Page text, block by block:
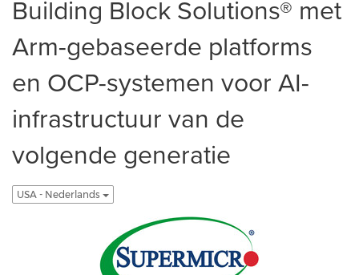
Building Block Solutions® met
Arm-gebaseerde platforms
en OCP-systemen voor AI-
infrastructuur van de
volgende generatie
USA - Nederlands